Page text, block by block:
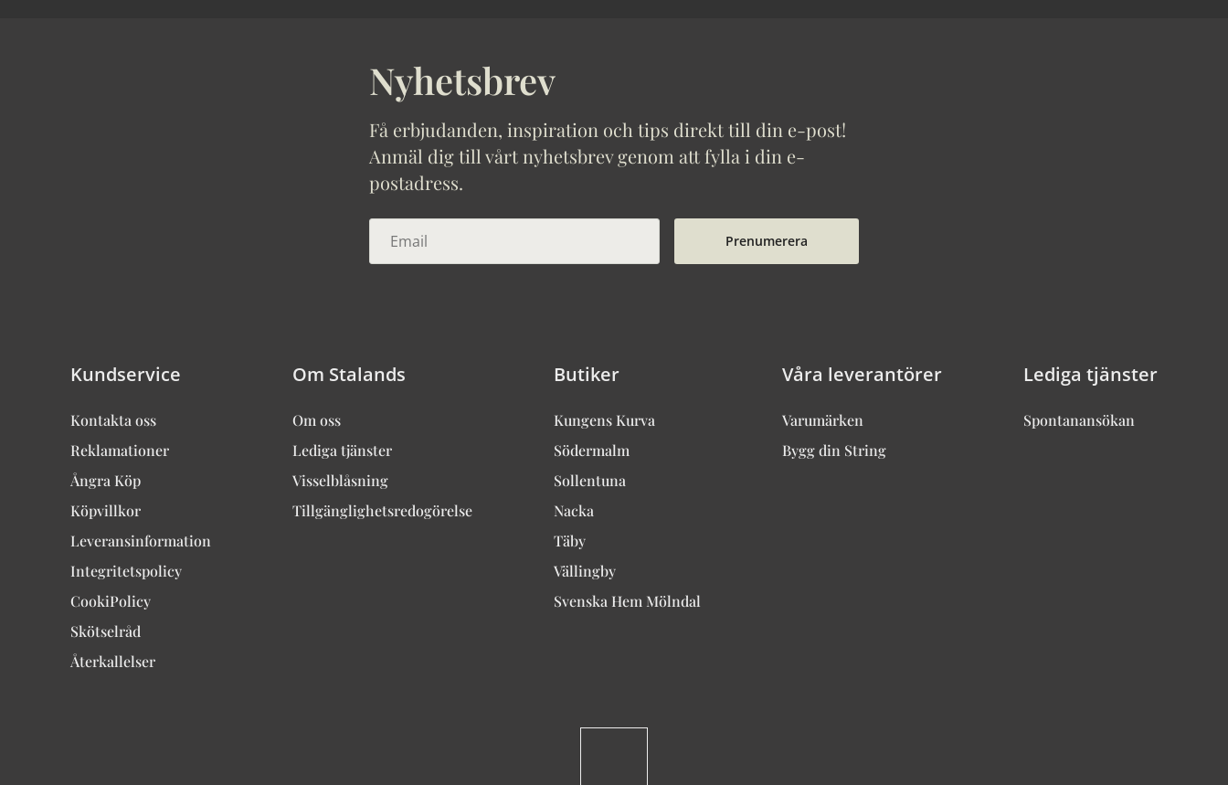
Nyhetsbrev
Få erbjudanden, inspiration och tips direkt till din e-post!
Anmäl dig till vårt nyhetsbrev genom att fylla i din e-
postadress.
Prenumerera
Kundservice
Kontakta oss
Reklamationer
Ångra Köp
Köpvillkor
Leveransinformation
Integritetspolicy
CookiPolicy
Skötselråd
Återkallelser
Om Stalands
Om oss
Lediga tjänster
Visselblåsning
Tillgänglighetsredogörelse
Butiker
Kungens Kurva
Södermalm
Sollentuna
Nacka
Täby
Vällingby
Svenska Hem Mölndal
Våra leverantörer
Varumärken
Bygg din String
Lediga tjänster
Spontanansökan